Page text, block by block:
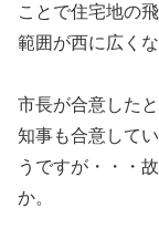
ことで住宅地の
範囲が西に広く
市長が合意した
知事も合意して
うですが・・・
か。